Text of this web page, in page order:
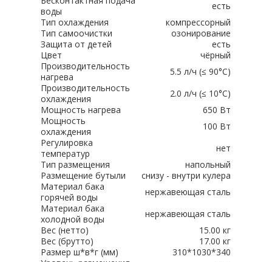
воды
есть
Тип охлаждения
компрессорный
Тип самоочистки
озонирование
Защита от детей
есть
Цвет
чёрный
Производительность
нагрева
5.5 л/ч (≤ 90°C)
Производительность
охлаждения
2.0 л/ч (≤ 10°C)
Мощность нагрева
650 Вт
Мощность
охлаждения
100 Вт
Регулировка
температур
нет
Тип размещения
напольный
Размещение бутыли
снизу - внутри кулера
Материал бака
горячей воды
нержавеющая сталь
Материал бака
холодной воды
нержавеющая сталь
Вес (нетто)
15.00 кг
Вес (брутто)
17.00 кг
Размер ш*в*г (мм)
310*1030*340